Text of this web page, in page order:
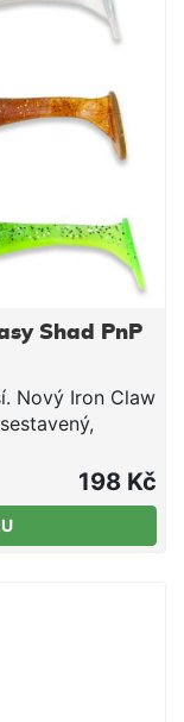
Shad PnP
Nový Iron Claw
k vlasci
shánění
Nástraha
ryb. Délka:
198 Kč